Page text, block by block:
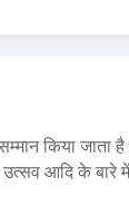
किया
उत्सव आदि के